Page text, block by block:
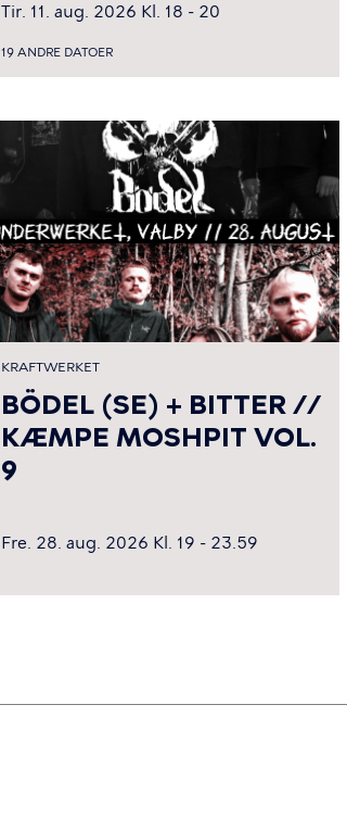
Tir. 11. aug. 2026 Kl. 18 - 20
19 ANDRE DATOER
KRAFTWERKET
BÖDEL (SE) + BITTER //
KÆMPE MOSHPIT VOL.
9
Fre. 28. aug. 2026 Kl. 19 - 23.59